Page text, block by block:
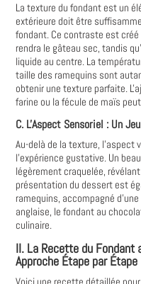
La texture du fondant est un
extérieure doit être
fondant. Ce contraste est
rendra le gâteau sec, tandis
liquide au centre. La
taille des ramequins sont
obtenir une texture parfaite.
farine ou la fécule de maïs
C. L'Aspect Sensoriel : Un
Au-delà de la texture, l'aspect
l'expérience gustative. Un
légèrement craquelée,
présentation du dessert est
ramequins, accompagné
anglaise, le fondant au
culinaire.
II. La Recette du Fondant
Approche Étape par Étape